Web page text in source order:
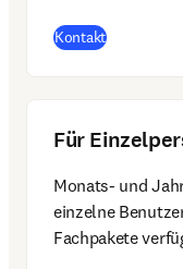
Kontakt
Für
Monats- und
einzelne
Fachpakete